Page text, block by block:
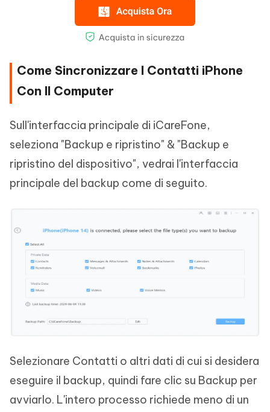
Come Sincronizzare I Contatti iPhone
Con Il Computer
Sull'interfaccia principale di iCareFone,
seleziona "Backup e ripristino" & "Backup e
ripristino del dispositivo", vedrai l'interfaccia
principale del backup come di seguito.
Selezionare Contatti o altri dati di cui si desidera
eseguire il backup, quindi fare clic su Backup per
avviarlo. L'intero processo richiede meno di un